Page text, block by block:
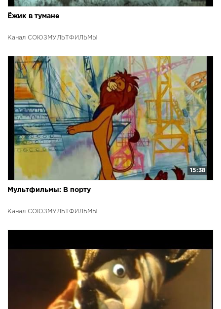
Ёжик в тумане
Канал СОЮЗМУЛЬТФИЛЬМЫ
15:38
Мультфильмы: В порту
Канал СОЮЗМУЛЬТФИЛЬМЫ